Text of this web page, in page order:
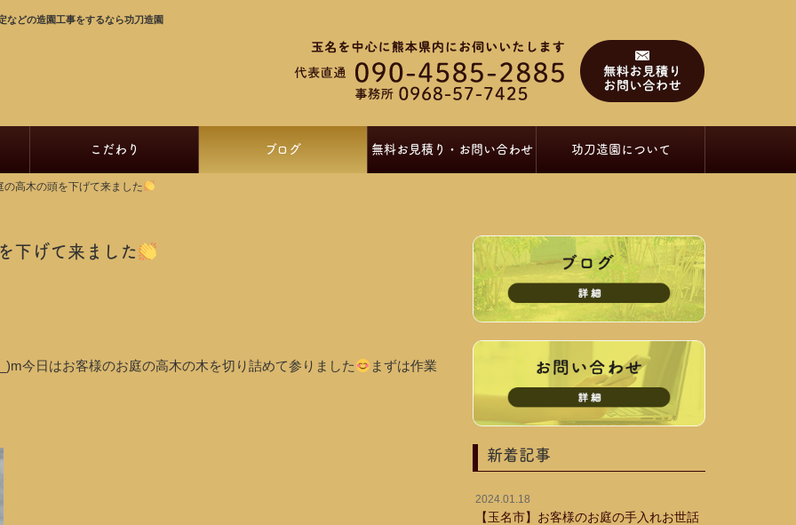
などの造園工事をするなら功刀造園
こだわり ブログ 無料お見積り・お問い合わせ 功刀造園について
高木の頭を下げて来ました
下げて来ました
今日はお客様のお庭の高木の木を切り詰めて参りました まずは作業
新着記事
2024.01.18
【玉名市】お客様のお庭の手入れお世話